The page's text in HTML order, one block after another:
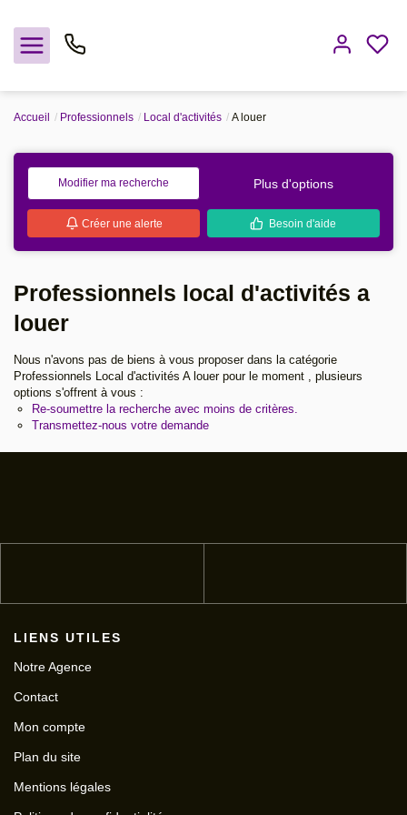
Notre agence
Rejoindre le groupement
Avis clients
Estimation
Avis clients
Accueil Professionnels Local d'activités A louer
Modifier ma recherche Plus d'options
Créer une alerte Besoin d'aide
Professionnels local d'activités a
louer
Nous n'avons pas de biens à vous proposer dans la catégorie
Professionnels Local d'activités A louer pour le moment ,
plusieurs options s'offrent à vous :
Re-soumettre la recherche avec moins de critères.
Transmettez-nous votre demande
LIENS UTILES
Notre Agence
Contact
Mon compte
Plan du site
Mentions légales